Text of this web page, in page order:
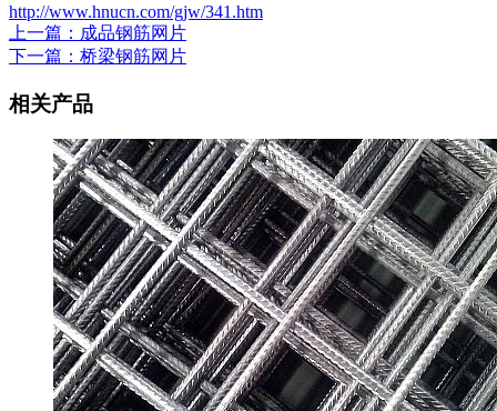
http://www.hnucn.com/gjw/341.htm
上一篇：成品钢筋网片
下一篇：桥梁钢筋网片
相关产品